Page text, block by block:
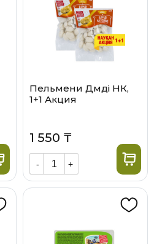
Пельмени Дәмдi НК,
1+1 Акция
1 550 ₸
- +